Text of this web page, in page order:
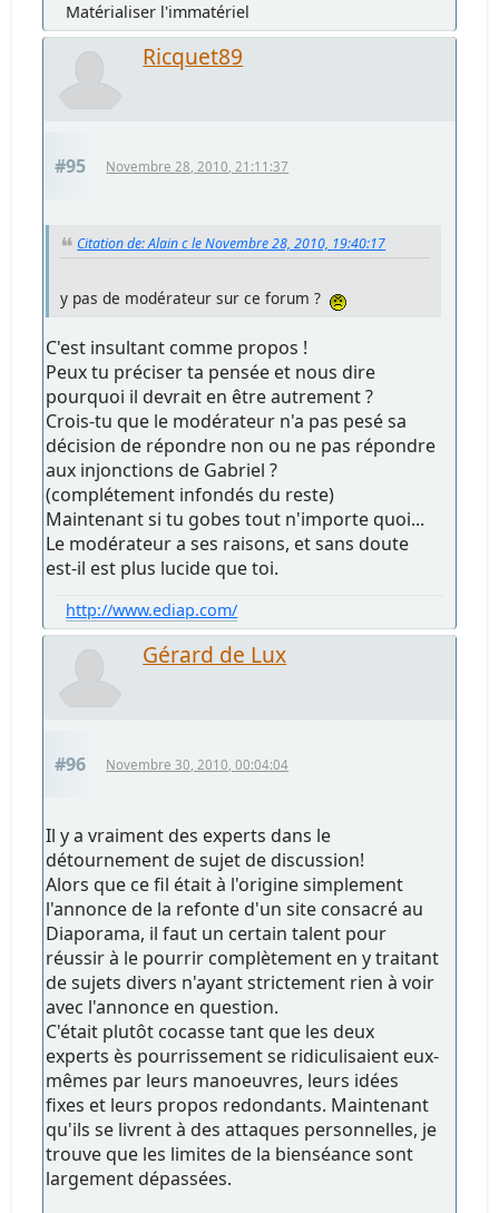
Matérialiser l'immatériel
Ricquet89
#95 Novembre 28, 2010, 21:11:37
Citation de: Alain c le Novembre 28, 2010, 19:40:17
y pas de modérateur sur ce forum ?
C'est insultant comme propos !
Peux tu préciser ta pensée et nous dire
pourquoi il devrait en être autrement ?
Crois-tu que le modérateur n'a pas pesé sa
décision de répondre non ou ne pas répondre
aux injonctions de Gabriel ?
(complétement infondés du reste)
Maintenant si tu gobes tout n'importe quoi...
Le modérateur a ses raisons, et sans doute
est-il est plus lucide que toi.
http://www.ediap.com/
Gérard de Lux
#96 Novembre 30, 2010, 00:04:04
Il y a vraiment des experts dans le
détournement de sujet de discussion!
Alors que ce fil était à l'origine simplement
l'annonce de la refonte d'un site consacré au
Diaporama, il faut un certain talent pour
réussir à le pourrir complètement en y traitant
de sujets divers n'ayant strictement rien à voir
avec l'annonce en question.
C'était plutôt cocasse tant que les deux
experts ès pourrissement se ridiculisaient eux-
mêmes par leurs manoeuvres, leurs idées
fixes et leurs propos redondants. Maintenant
qu'ils se livrent à des attaques personnelles, je
trouve que les limites de la bienséance sont
largement dépassées.